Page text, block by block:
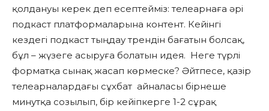
қолдануы керек деп есептейміз: телеарнаға әрі
подкаст платформаларына контент. Кейінгі
кездегі подкаст тыңдау трендін бағатын болсақ,
бұл – жүзеге асыруға болатын идея. Неге түрлі
форматқа сынақ жасап көрмеске? Әйтпесе, қазір
телеарналардағы сұхбат айналасы бірнеше
минутқа созылып, бір кейіпкерге 1-2 сұрақ